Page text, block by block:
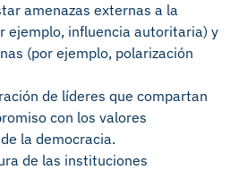
amenazas externas a la
ejemplo, influencia autoritaria) y
(por ejemplo, polarización
de líderes que compartan
con los valores
la democracia.
de las instituciones